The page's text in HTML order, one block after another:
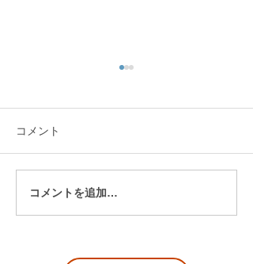
「どうしてそう弾く
の？」から始まった中学
コメント
コメントを追加…